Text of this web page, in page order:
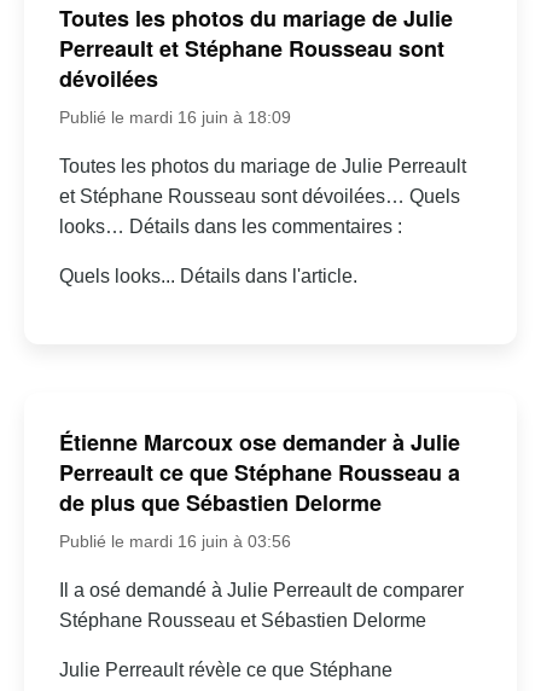
Toutes les photos du mariage de Julie
Perreault et Stéphane Rousseau sont
dévoilées
Publié le mardi 16 juin à 18:09
Toutes les photos du mariage de Julie Perreault
et Stéphane Rousseau sont dévoilées… Quels
looks… Détails dans les commentaires :
Quels looks... Détails dans l'article.
Étienne Marcoux ose demander à Julie
Perreault ce que Stéphane Rousseau a
de plus que Sébastien Delorme
Publié le mardi 16 juin à 03:56
Il a osé demandé à Julie Perreault de comparer
Stéphane Rousseau et Sébastien Delorme
Julie Perreault révèle ce que Stéphane